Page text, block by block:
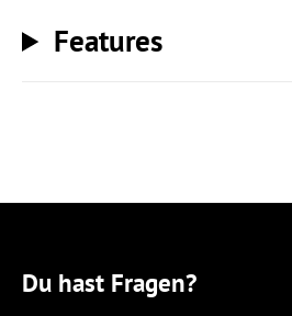
Features
Du hast Fragen?